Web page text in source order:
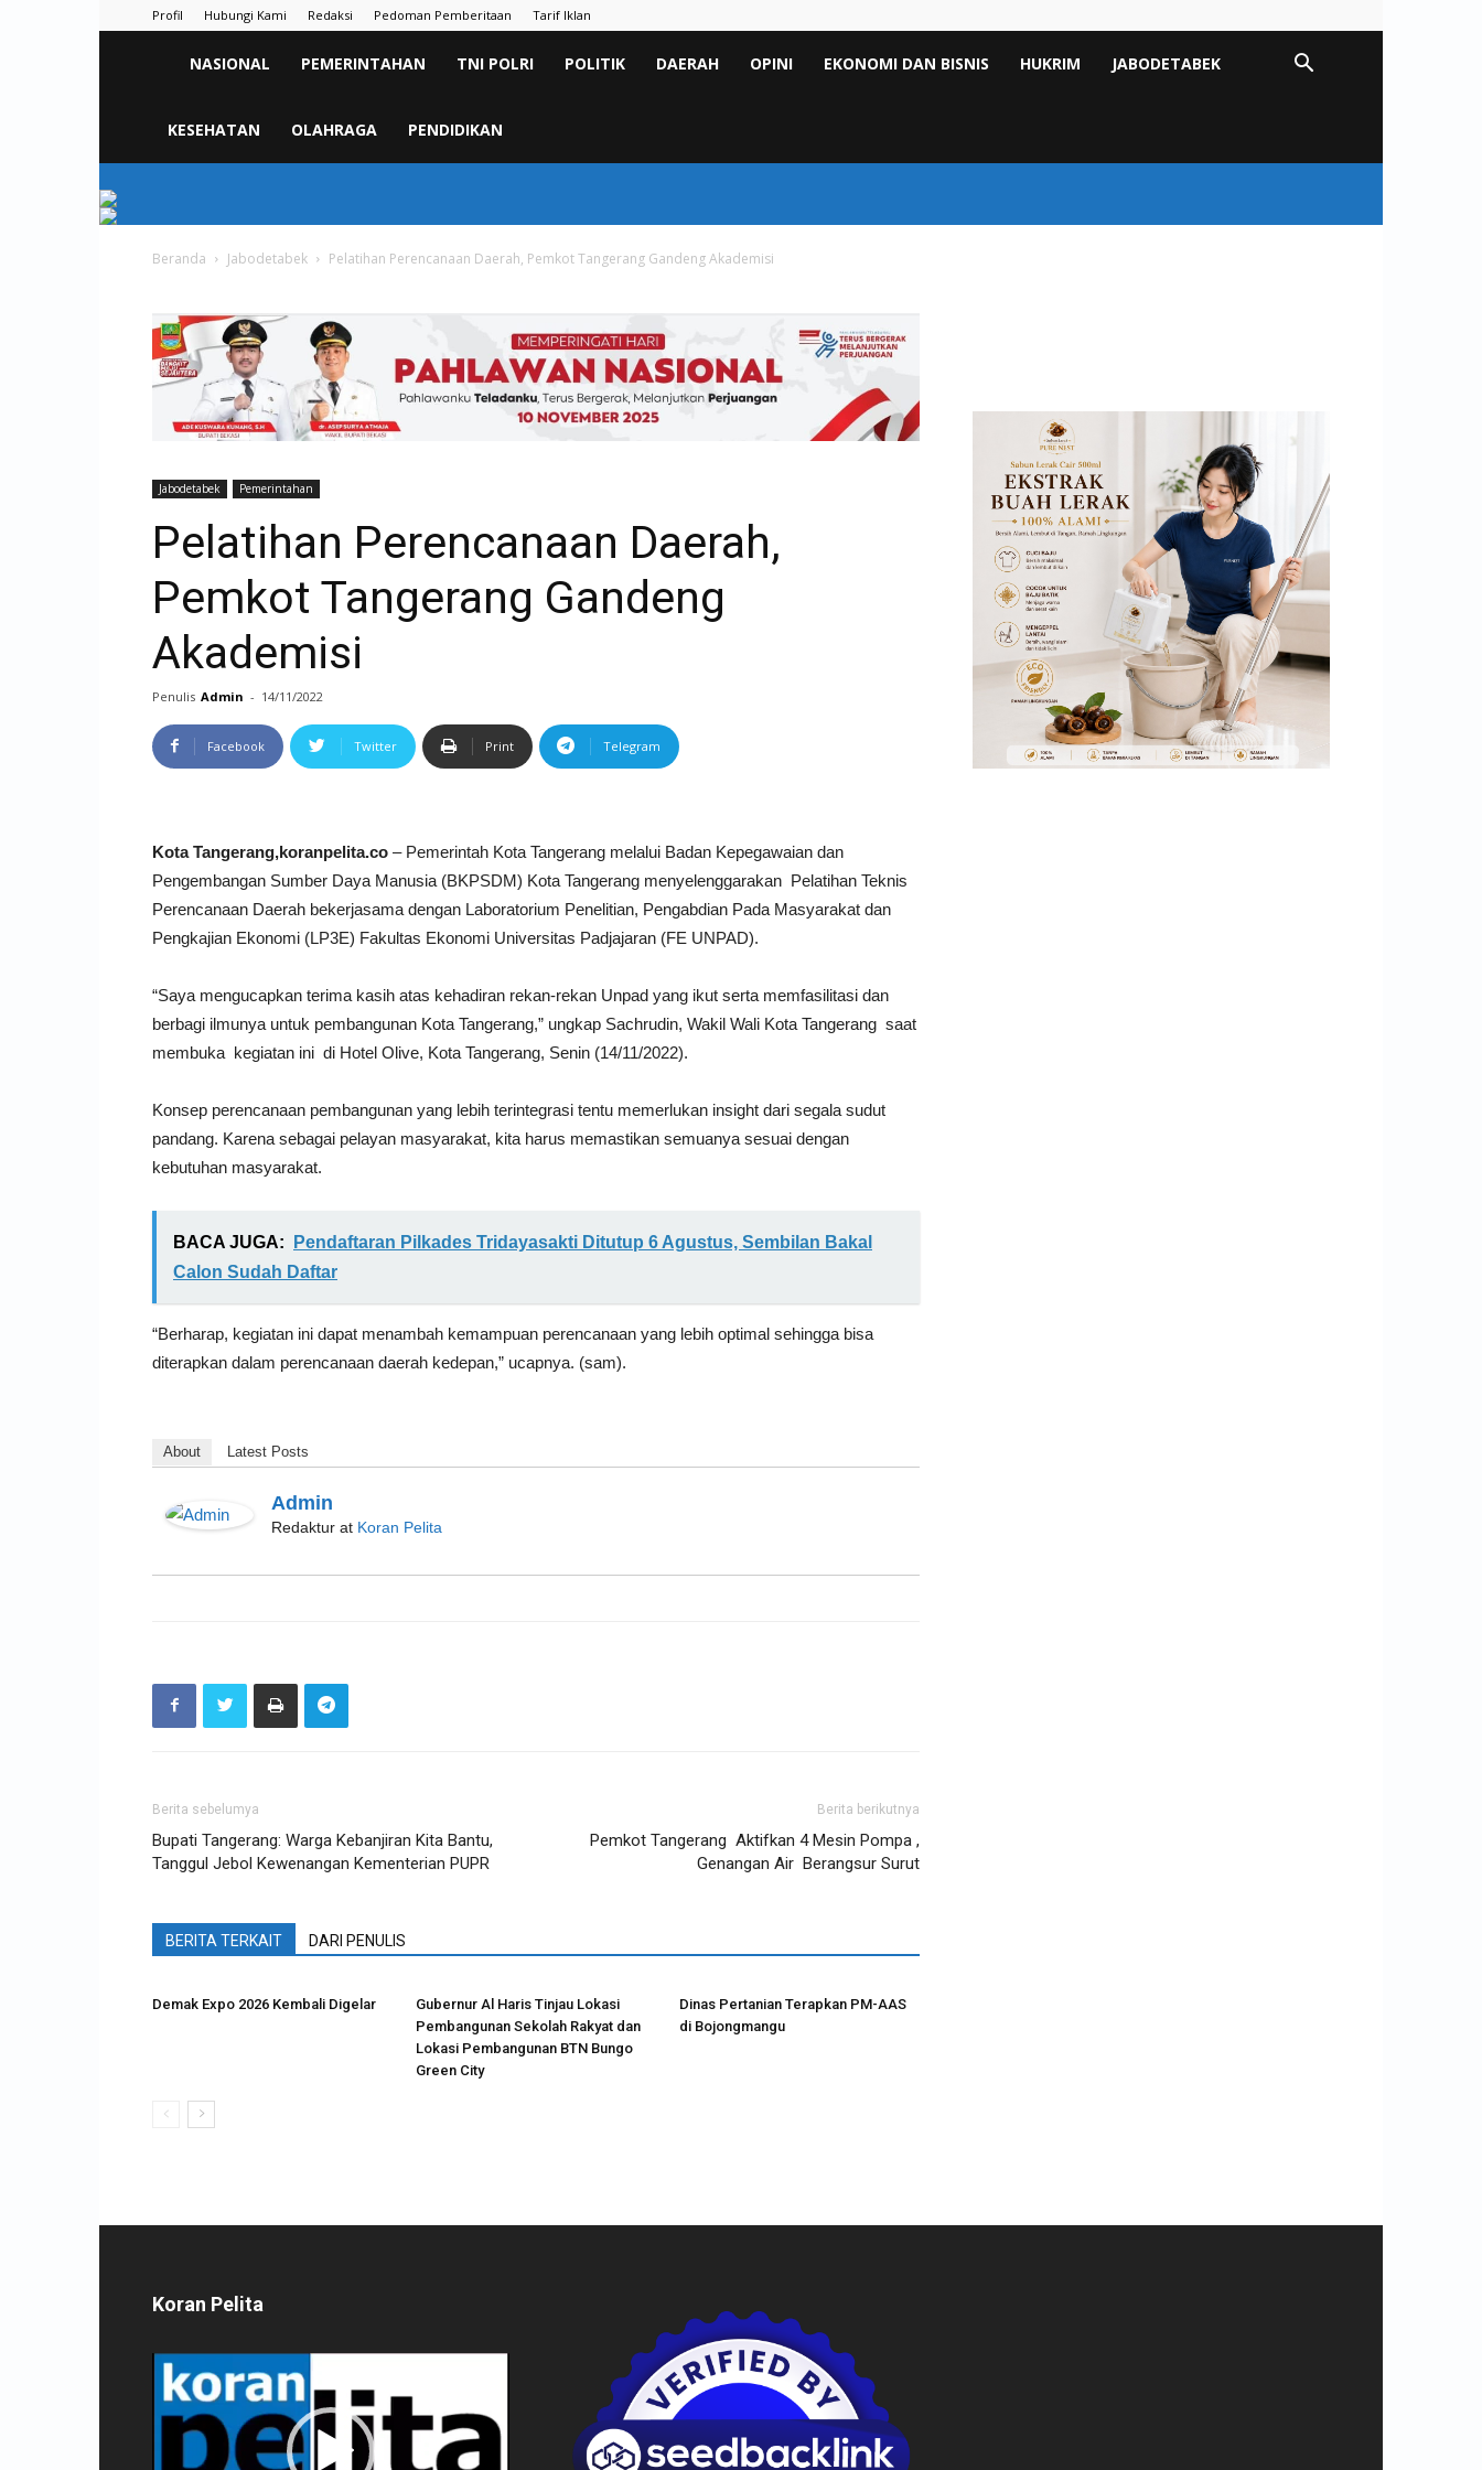
Profil Hubungi Kami Redaksi Pedoman Pemberitaan Tarif Iklan
KORAN
PELITA
NASIONAL PEMERINTAHAN TNI POLRI POLITIK DAERAH OPINI EKONOMI DAN BISNIS HUKRIM JABODETABEK
KESEHATAN OLAHRAGA PENDIDIKAN
Beranda Jabodetabek Pelatihan Perencanaan Daerah, Pemkot Tangerang Gandeng Akademisi
Jabodetabek Pemerintahan
Pelatihan Perencanaan Daerah,
Pemkot Tangerang Gandeng
Akademisi
Penulis Admin - 14/11/2022
Facebook Twitter Print Telegram
Kota Tangerang,koranpelita.co – Pemerintah Kota Tangerang melalui Badan Kepegawaian dan
Pengembangan Sumber Daya Manusia (BKPSDM) Kota Tangerang menyelenggarakan Pelatihan Teknis
Perencanaan Daerah bekerjasama dengan Laboratorium Penelitian, Pengabdian Pada Masyarakat dan
Pengkajian Ekonomi (LP3E) Fakultas Ekonomi Universitas Padjajaran (FE UNPAD).
“Saya mengucapkan terima kasih atas kehadiran rekan-rekan Unpad yang ikut serta memfasilitasi dan
berbagi ilmunya untuk pembangunan Kota Tangerang,” ungkap Sachrudin, Wakil Wali Kota Tangerang saat
membuka kegiatan ini di Hotel Olive, Kota Tangerang, Senin (14/11/2022).
Konsep perencanaan pembangunan yang lebih terintegrasi tentu memerlukan insight dari segala sudut
pandang. Karena sebagai pelayan masyarakat, kita harus memastikan semuanya sesuai dengan
kebutuhan masyarakat.
BACA JUGA:
Pendaftaran Pilkades Tridayasakti Ditutup 6 Agustus, Sembilan Bakal
Calon Sudah Daftar
“Berharap, kegiatan ini dapat menambah kemampuan perencanaan yang lebih optimal sehingga bisa
diterapkan dalam perencanaan daerah kedepan,” ucapnya. (sam).
About Latest Posts
Admin
Redaktur at Koran Pelita
Berita sebelumya
Bupati Tangerang: Warga Kebanjiran Kita Bantu,
Tanggul Jebol Kewenangan Kementerian PUPR
Berita berikutnya
Pemkot Tangerang Aktifkan 4 Mesin Pompa ,
Genangan Air Berangsur Surut
BERITA TERKAIT DARI PENULIS
Demak Expo 2026 Kembali Digelar
Gubernur Al Haris Tinjau Lokasi
Pembangunan Sekolah Rakyat dan
Lokasi Pembangunan BTN Bungo
Green City
Dinas Pertanian Terapkan PM-AAS
di Bojongmangu
Koran Pelita
Pemutar
Video